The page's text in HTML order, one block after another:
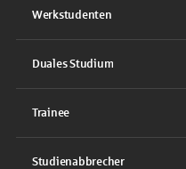
Werkstudenten
Duales Studium
Trainee
Studienabbrecher